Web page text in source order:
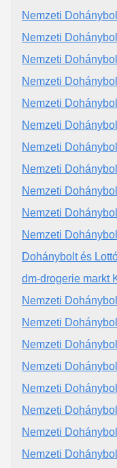
Nemzeti
Nemzeti
Nemzeti
Nemzeti
Nemzeti
Nemzeti
Nemzeti
Nemzeti
Nemzeti
Nemzeti
Nemzeti
Dohánybolt és
dm-drogerie markt
Nemzeti
Nemzeti
Nemzeti
Nemzeti
Nemzeti
Nemzeti
Nemzeti
Nemzeti